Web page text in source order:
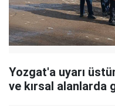
Yozgat'a uyarı
ve kırsal alanlarda